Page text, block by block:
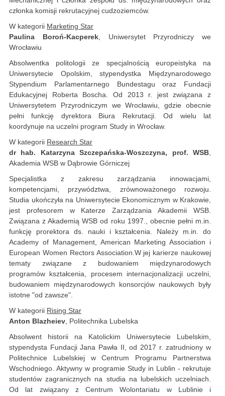
członka komisji rekrutacyjnej cudzoziemców.
W kategorii Marketing Star
Paulina Boroń-Kacperek, Uniwersytet Przyrodniczy we
Wrocławiu
Absolwentka politologii ze specjalnością europeistyka na
Uniwersytecie Opolskim, stypendystka Międzynarodowego
Stypendium Parlamentarnego Bundestagu oraz Fundacji
Edukacyjnej Roberta Boscha. Od 2013 r. jest związana z
Uniwersytetem Przyrodniczym we Wrocławiu, gdzie obecnie
pełni funkcję dyrektora Biura Rekrutacji. Od wielu lat
koordynuje na uczelni program Study in Wrocław.
W kategorii Research Star
dr hab. Katarzyna Szczepańska-Woszczyna, prof. WSB,
Akademia WSB w Dąbrowie Górniczej
Specjalistka z zakresu zarządzania innowacjami,
kompetencjami, przywództwa, zrównoważonego rozwoju.
Studia ukończyła na Uniwersytecie Ekonomicznym w Krakowie,
jest profesorem w Katerze Zarządzania Akademii WSB.
Związana z Akademią WSB od roku 1997., obecnie pełni m.in.
funkcję prorektora ds. nauki i kształcenia. Należy m.in. do
Academy of Management, American Marketing Association i
European Women Rectors Association.W jej karierze naukowej
tematy związane z budowaniem międzynarodowych
programów kształcenia, procesem internacjonalizacji uczelni,
budowaniem międzynarodowych konsorcjów naukowych były
istotne "od zawsze".
W kategorii Rising Star
Anton Blazheiev, Politechnika Lubelska
Absolwent historii na Katolickim Uniwersytecie Lubelskim,
stypendysta Fundacji Jana Pawła II, od 2017 r. zatrudniony w
Politechnice Lubelskiej w Centrum Programu Partnerstwa
Wschodniego. Aktywny w programie Study in Lublin - rekrutuje
studentów zagranicznych na studia na lubelskich uczelniach.
Od lat związany z Centrum Wolontariatu w Lublinie i